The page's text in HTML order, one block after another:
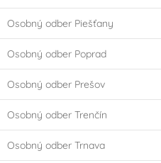
Osobný odber Piešťany
Osobný odber Poprad
Osobný odber Prešov
Osobný odber Trenčín
Osobný odber Trnava